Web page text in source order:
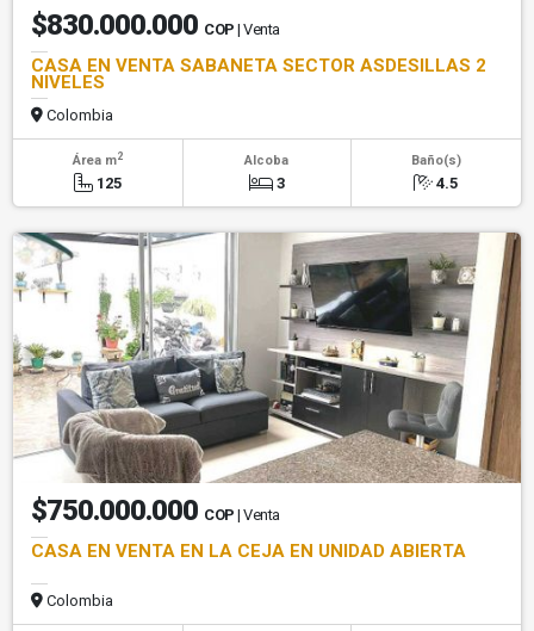
$830.000.000 COP | Venta
CASA EN VENTA SABANETA SECTOR ASDESILLAS 2
NIVELES
Colombia
Área m2
125
Alcoba
3
Baño(s)
4.5
$750.000.000 COP | Venta
CASA EN VENTA EN LA CEJA EN UNIDAD ABIERTA
Colombia